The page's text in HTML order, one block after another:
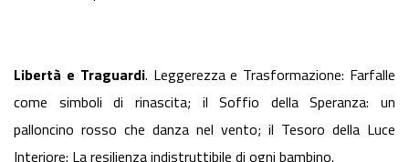
Libertà e Traguardi. Leggerezza e Trasformazione: Farfalle
come simboli di rinascita; il Soffio della Speranza: un
palloncino rosso che danza nel vento; il Tesoro della Luce
Interiore: La resilienza indistruttibile di ogni bambino.